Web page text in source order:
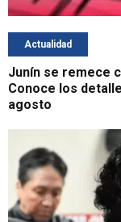
Actualidad
Junín se remece
Conoce los
agosto